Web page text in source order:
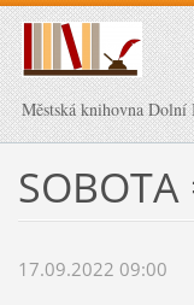
Městská knihovna Dolní
SOBOTA
17.09.2022 09:00